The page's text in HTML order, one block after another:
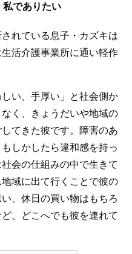
でありたい
れている息子・カズキは
活介護事業所に通い軽作
い、手厚い」と社会側か
く、きょうだいや地域の
てきた彼です。障害のあ
しかしたら違和感を持っ
会の仕組みの中で生きて
域に出て行くことで彼の
、休日の買い物はもちろ
、どこへでも彼を連れて